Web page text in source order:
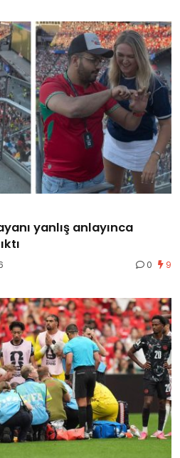
yanlış anlayınca
0 9